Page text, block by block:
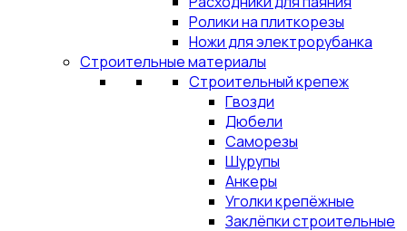
Ролики на плиткорезы
Ножи для электрорубанка
Строительные материалы
Строительный крепеж
Гвозди
Дюбели
Саморезы
Шурупы
Анкеры
Уголки крепёжные
Заклёпки строительные